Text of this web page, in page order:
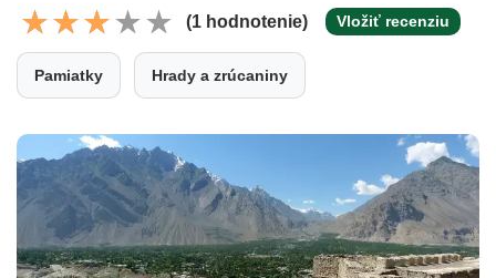
(1 hodnotenie) Vložiť recenziu
Pamiatky Hrady a zrúcaniny